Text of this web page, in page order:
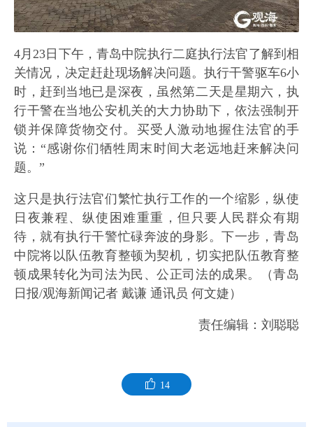
4月23日下午，青岛中院执行二庭执行法官了解到相
关情况，决定赶赴现场解决问题。执行干警驱车6小
时，赶到当地已是深夜，虽然第二天是星期六，执
行干警在当地公安机关的大力协助下，依法强制开
锁并保障货物交付。买受人激动地握住法官的手
说：“感谢你们牺牲周末时间大老远地赶来解决问
题。”
这只是执行法官们繁忙执行工作的一个缩影，纵使
日夜兼程、纵使困难重重，但只要人民群众有期
待，就有执行干警忙碌奔波的身影。下一步，青岛
中院将以队伍教育整顿为契机，切实把队伍教育整
顿成果转化为司法为民、公正司法的成果。（青岛
日报/观海新闻记者 戴谦 通讯员 何文婕）
责任编辑：刘聪聪
14